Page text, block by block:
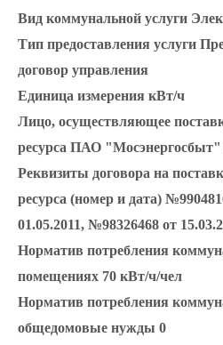
Вид коммунальной услуги
Тип предоставления услуги
договор управления
Единица измерения кВт/ч
Лицо, осуществляющее
ресурса ПАО "Мосэнергосбыт"
Реквизиты договора на
ресурса (номер и дата)
01.05.2011, №98326468 от
Норматив потребления
помещениях 70 кВт/ч/чел
Норматив потребления
общедомовые нужды 0